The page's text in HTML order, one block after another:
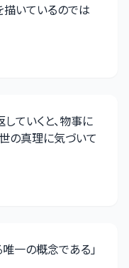
いているのでは
していくと、物事に
の真理に気づいて
唯一の概念である」